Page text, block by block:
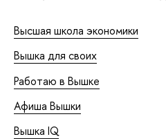
Высшая школа экономики
Вышка для своих
Работаю в Вышке
Афиша Вышки
Вышка IQ